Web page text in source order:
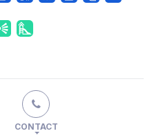
CONTACT